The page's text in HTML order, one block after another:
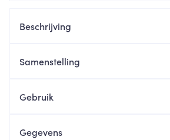
Beschrijving
Samenstelling
Gebruik
Gegevens